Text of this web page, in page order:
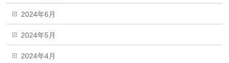
2024年6月
2024年5月
2024年4月